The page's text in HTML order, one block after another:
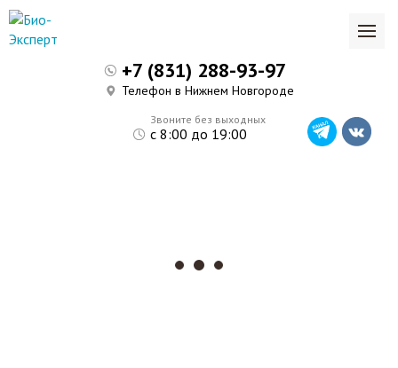
Звоните без выходных
с 8:00 до 19:00
+7 (831) 288-93-97
Телефон в Нижнем Новгороде